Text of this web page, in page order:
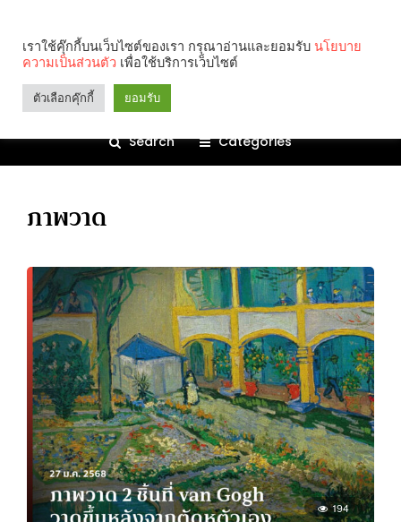
Search Categories
ภาพวาด
194
เราใช้คุ๊กกี้บนเว็บไซต์ของเรา กรุณาอ่านและยอมรับ นโยบาย
ความเป็นส่วนตัว เพื่อใช้บริการเว็บไซต์
ตัวเลือกคุ๊กกี้ ยอมรับ